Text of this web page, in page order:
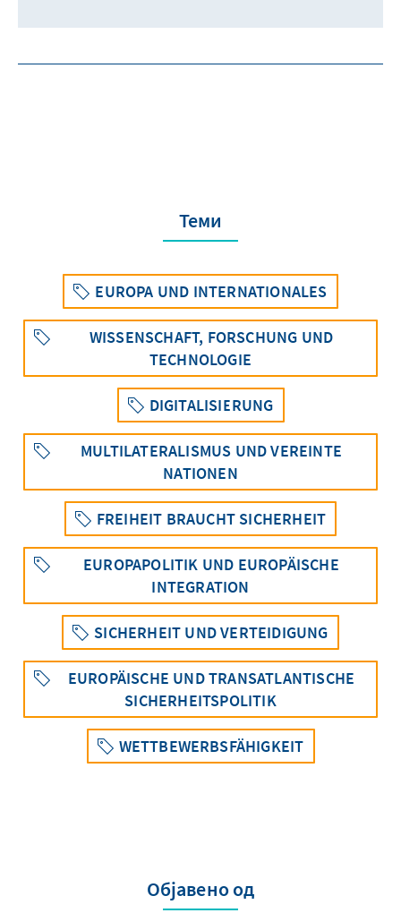
Теми
EUROPA UND INTERNATIONALES
WISSENSCHAFT, FORSCHUNG UND
TECHNOLOGIE
DIGITALISIERUNG
MULTILATERALISMUS UND VEREINTE
NATIONEN
FREIHEIT BRAUCHT SICHERHEIT
EUROPAPOLITIK UND EUROPÄISCHE
INTEGRATION
SICHERHEIT UND VERTEIDIGUNG
EUROPÄISCHE UND TRANSATLANTISCHE
SICHERHEITSPOLITIK
WETTBEWERBSFÄHIGKEIT
Објавено од